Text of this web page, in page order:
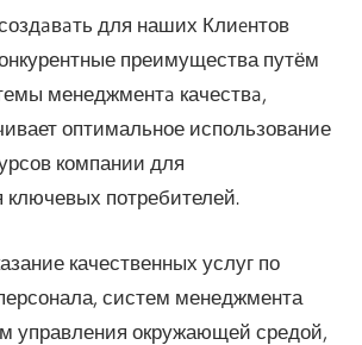
для наших Клиeнтов
преимущества путём
менеджментa качествa,
оптимальное использование
компании для
ключевых потребителей.
качественных услуг по
систем менеджмента
управления окружающей средой,